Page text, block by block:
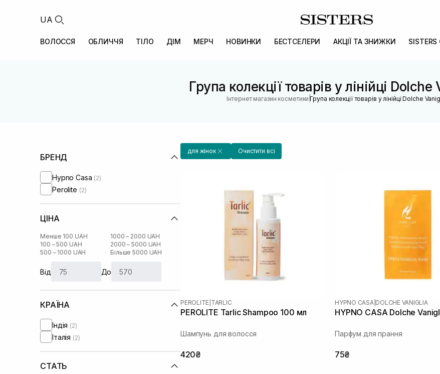
UA
ВОЛОССЯ ОБЛИЧЧЯ ТІЛО ДІМ МЕРЧ НОВИНКИ БЕСТСЕЛЕРИ АКЦІЇ ТА ЗНИЖКИ SISTERS
Група колекції товарів у лінійці
Інтернет магазин косметики |Група колекції товарів у лінійці Dolche
БРЕНД
Hypno Casa (2)
Perolite (2)
ЦІНА
Менше 100 UAH
100 – 500 UAH
500 – 1000 UAH
1000 – 2000 UAH
2000 – 5000 UAH
Більше 5000 UAH
Від До
КРАЇНА
Індія (2)
Італія (2)
СТАТЬ
для жінок Очистити всі
PEROLITE TARLIC
PEROLITE Tarlic Shampoo 100 мл
Шампунь для волосся
420₴
HYPNO CASA DOLCHE VANIGLIA
HYPNO CASA Dolche
Парфум для прання
75₴